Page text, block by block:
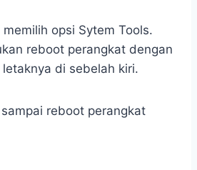
opsi Sytem Tools.
reboot perangkat dengan
di sebelah kiri.
reboot perangkat